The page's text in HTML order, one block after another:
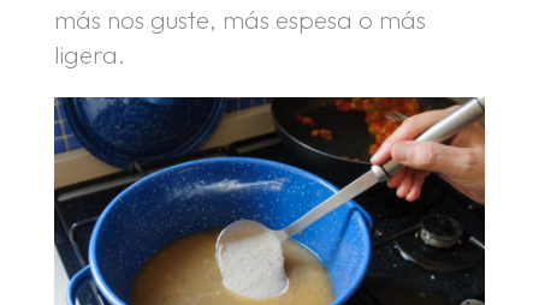
más nos guste, más espesa o más
ligera.